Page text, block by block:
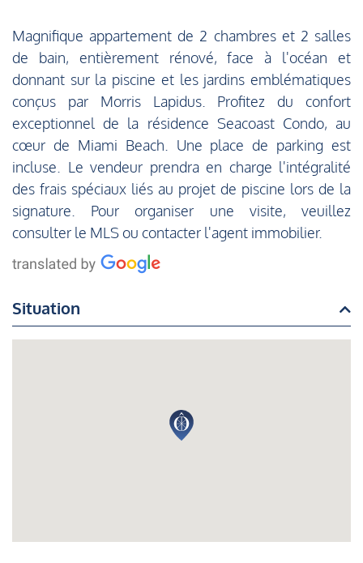
Magnifique appartement de 2 chambres et 2 salles
de bain, entièrement rénové, face à l'océan et
donnant sur la piscine et les jardins emblématiques
conçus par Morris Lapidus. Profitez du confort
exceptionnel de la résidence Seacoast Condo, au
cœur de Miami Beach. Une place de parking est
incluse. Le vendeur prendra en charge l'intégralité
des frais spéciaux liés au projet de piscine lors de la
signature. Pour organiser une visite, veuillez
consulter le MLS ou contacter l'agent immobilier.
Situation